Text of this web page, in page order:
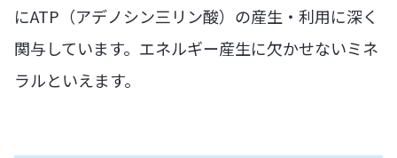
にATP（アデノシン三リン酸）の産生・利用に深く
関与しています。エネルギー産生に欠かせないミネ
ラルといえます。